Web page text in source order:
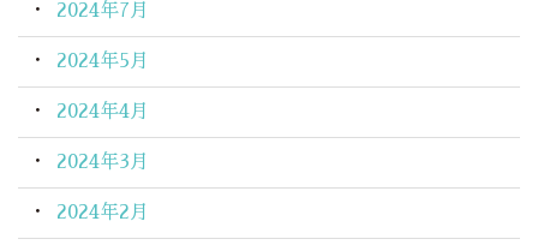
2024年7月
2024年5月
2024年4月
2024年3月
2024年2月